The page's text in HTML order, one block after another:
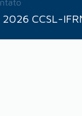
CCSL-